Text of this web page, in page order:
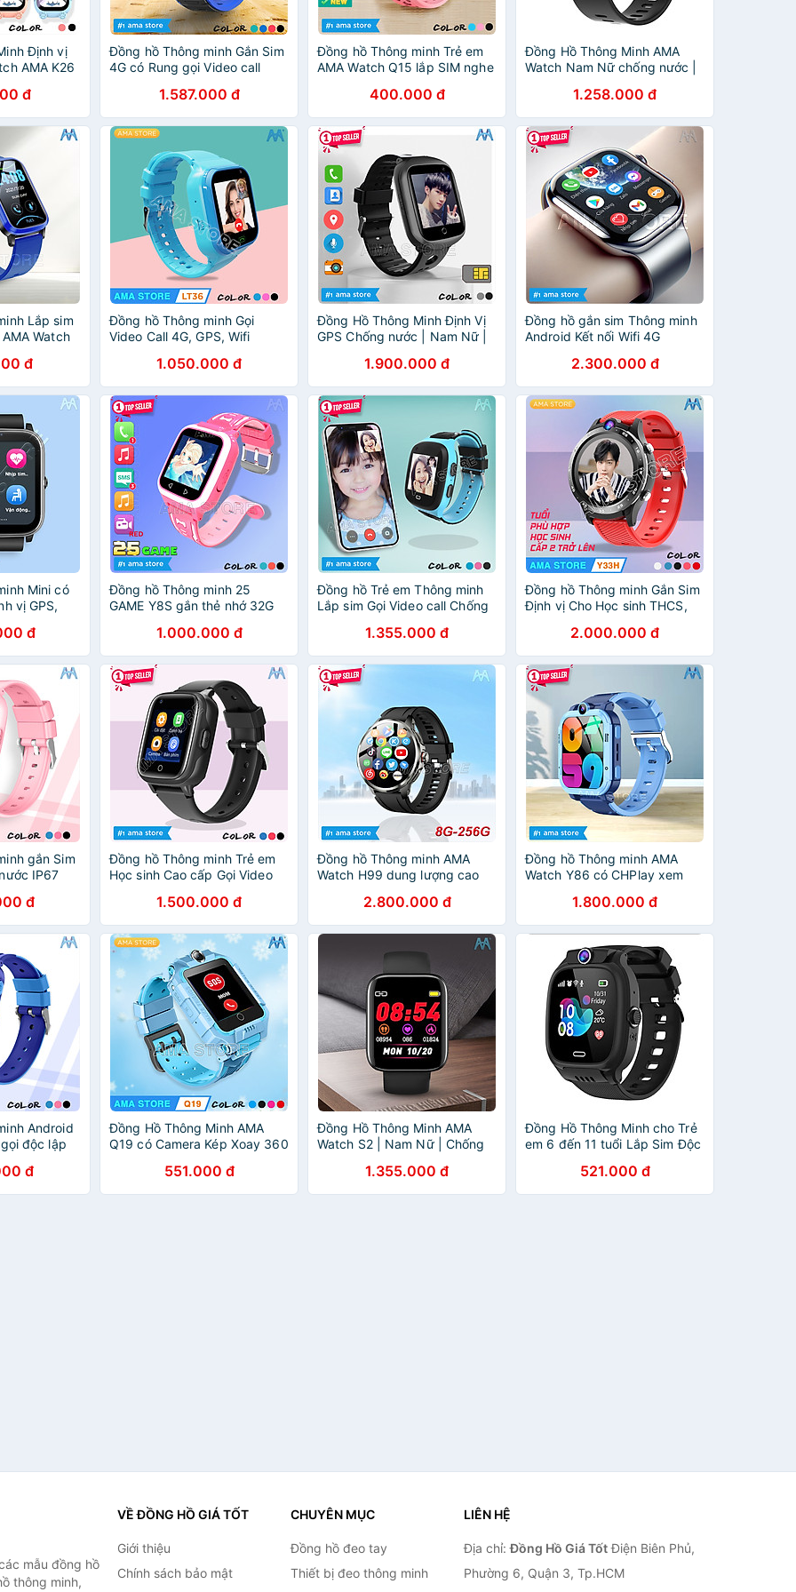
Định vị
AMA K26
khẩu
đ
Đồng hồ Thông minh Gắn Sim
4G có Rung gọi Video call
Học sinh Người lớn Chống
nước IP67 Model cao cấp
FA56 Hàng chính hãng
1.587.000 đ
Đồng hồ Thông minh Trẻ em
AMA Watch Q15 lắp SIM nghe
Đen Hàng chinh hãng
400.000 đ
Đồng Hồ Thông Minh AMA
Watch Nam Nữ chống nước |
Theo dõi Sức khỏe vận động
Thiết kế nhỏ gọn Thời trang
Hàng nhập khẩu
1.258.000 đ
Lắp sim
Watch
Tiểu
và Người
đ
Đồng hồ Thông minh Gọi
Video Call 4G, GPS, Wifi
AMA Watch LT36 có 3 màu
Đen Hồng Xanh Hàng nhập
khẩu
1.050.000 đ
Đồng Hồ Thông Minh Định Vị
GPS Chống nước | Nam Nữ |
AMA Watch FA66 dành cho
Trẻ em Học sinh Sinh viên
Người lớn Hàng nhập khẩu
1.900.000 đ
Đồng hồ gắn sim Thông minh
Android Kết nối Wifi 4G
xoay 180 mạng xã hội Za lo
FB Tele xem phim giải tri choi
game AMA Watch S16 Ram
2G bộ nhớ 32Gb Hàng chính
2.300.000 đ
Mini có
vị GPS,
gọi Video
- Hàng
đ
Đồng hồ Thông minh 25
GAME Y8S gắn thẻ nhớ 32G
thoại không cần App Quản lý
Hàng nhập khẩu
1.000.000 đ
Đồng hồ Trẻ em Thông minh
Lắp sim Gọi Video call Chống
Watch LT31 Hàng nhập khẩu
1.355.000 đ
Đồng hồ Thông minh Gắn Sim
Định vị Cho Học sinh THCS,
Y33H - Hàng nhập khẩu
2.000.000 đ
gắn Sim
IP67
học sinh
11 12 tuổi
nhập
đ
Đồng hồ Thông minh Trẻ em
Học sinh Cao cấp Gọi Video
10m AMA Watch D31 Hàng
nhập khẩu
1.500.000 đ
Đồng hồ Thông minh AMA
Watch H99 dung lượng cao
nối bluetooth nhận thông báo
camera xoay có CHPlay Tải
App Hàng Chính Hãng
2.800.000 đ
Đồng hồ Thông minh AMA
Watch Y86 có CHPlay xem
sim 4G Định vị Kép GPS Wifi
cho Trẻ em cấp 1 2 - Hàng
chính hãng
1.800.000 đ
Android
độc lập
Dành cho
sinh Người
đ
Đồng Hồ Thông Minh AMA
Q19 có Camera Kép Xoay 360
67 Hàng nhập khẩu
551.000 đ
Đồng Hồ Thông Minh AMA
Watch S2 | Nam Nữ | Chống
Điện thoại Theo dõi Sức khỏe
Vận động Màn hình cong tràn
1.355.000 đ
Đồng Hồ Thông Minh cho Trẻ
em 6 đến 11 tuổi Lắp Sim Độc
Watch Y31 Hàng nhập khẩu
521.000 đ
mẫu đồng hồ
thông minh,
VỀ ĐỒNG HỒ GIÁ TỐT
Giới thiệu
Chính sách bảo mật
CHUYÊN MỤC
Đồng hồ đeo tay
Thiết bị đeo thông minh
LIÊN HỆ
Địa chỉ:Đồng Hồ Giá TốtĐiện Biên Phủ,
Phường 6, Quận 3, Tp.HCM